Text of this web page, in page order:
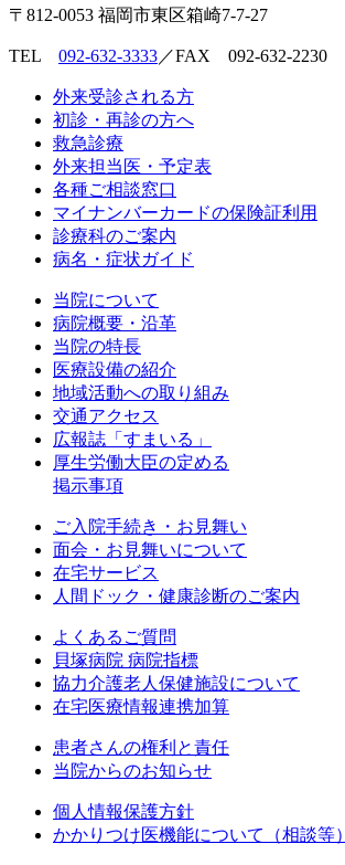
〒812-0053 福岡市東区箱崎7-7-27
TEL 092-632-3333／FAX 092-632-2230
外来受診される方
初診・再診の方へ
救急診療
外来担当医・予定表
各種ご相談窓口
マイナンバーカードの保険証利用
診療科のご案内
病名・症状ガイド
当院について
病院概要・沿革
当院の特長
医療設備の紹介
地域活動への取り組み
交通アクセス
広報誌「すまいる」
厚生労働大臣の定める
掲示事項
ご入院手続き・お見舞い
面会・お見舞いについて
在宅サービス
人間ドック・健康診断のご案内
よくあるご質問
貝塚病院 病院指標
協力介護老人保健施設について
在宅医療情報連携加算
患者さんの権利と責任
当院からのお知らせ
個人情報保護方針
かかりつけ医機能について（相談等）